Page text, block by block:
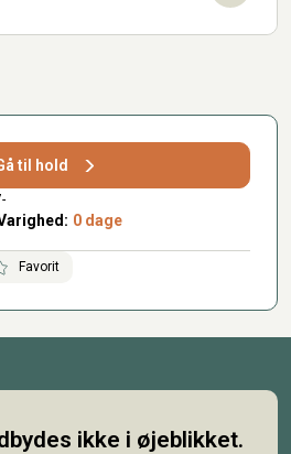
til hold
0 dage
Favorit
ikke i øjeblikket.